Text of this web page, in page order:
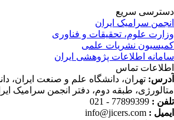
سریع
سرامیک ایران
علوم، تحقیقات و فناوری
نشریات علمی
اطلاعات پژوهشی ایران
تماس
تهران، دانشگاه علم و صنعت ایران،
طبقه دوم، دفتر انجمن سرامیک
:
77899399 - 021
:
info@jicers.com